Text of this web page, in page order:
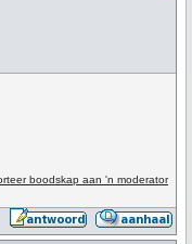
boodskap aan 'n moderator